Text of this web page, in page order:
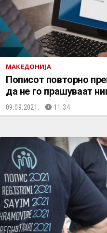
МАКЕДОНИЈА
Пописот повторно
да не го прашуваат
09.09.2021. 11:34